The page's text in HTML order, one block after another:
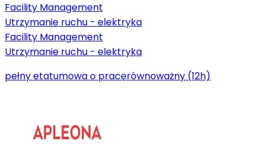
Facility Management
Utrzymanie ruchu - elektryka
Facility Management
Utrzymanie ruchu - elektryka
pełny etatumowa o pracęrównoważny (12h)